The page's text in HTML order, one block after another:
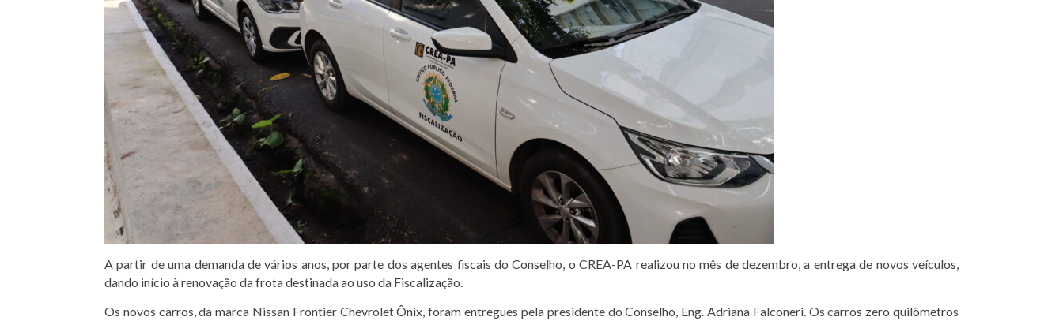
A partir de uma demanda de vários anos, por parte dos agentes fiscais do Conselho, o CREA-PA realizou no mês de dezembro, a entrega de novos veículos,
dando início à renovação da frota destinada ao uso da Fiscalização.
Os novos carros, da marca Nissan Frontier Chevrolet Ônix, foram entregues pela presidente do Conselho, Eng. Adriana Falconeri. Os carros zero quilômetros